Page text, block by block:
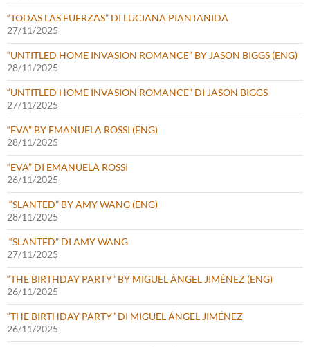
“TODAS LAS FUERZAS” DI LUCIANA PIANTANIDA
27/11/2025
“UNTITLED HOME INVASION ROMANCE” BY JASON BIGGS (ENG)
28/11/2025
“UNTITLED HOME INVASION ROMANCE” DI JASON BIGGS
27/11/2025
“EVA” BY EMANUELA ROSSI (ENG)
28/11/2025
“EVA” DI EMANUELA ROSSI
26/11/2025
“SLANTED” BY AMY WANG (ENG)
28/11/2025
“SLANTED” DI AMY WANG
27/11/2025
“THE BIRTHDAY PARTY” BY MIGUEL ÁNGEL JIMÉNEZ (ENG)
26/11/2025
“THE BIRTHDAY PARTY” DI MIGUEL ÁNGEL JIMÉNEZ
26/11/2025